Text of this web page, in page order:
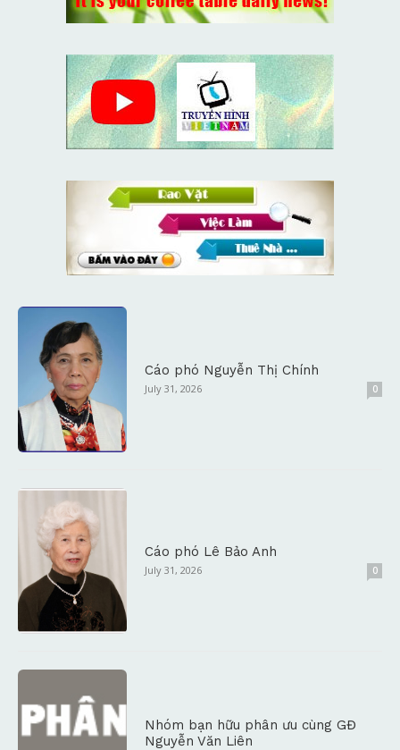
Cáo phó Nguyễn Thị Chính
July 31, 2026 0
Cáo phó Lê Bảo Anh
July 31, 2026 0
Nhóm bạn hữu phân ưu cùng GĐ
Nguyễn Văn Liên